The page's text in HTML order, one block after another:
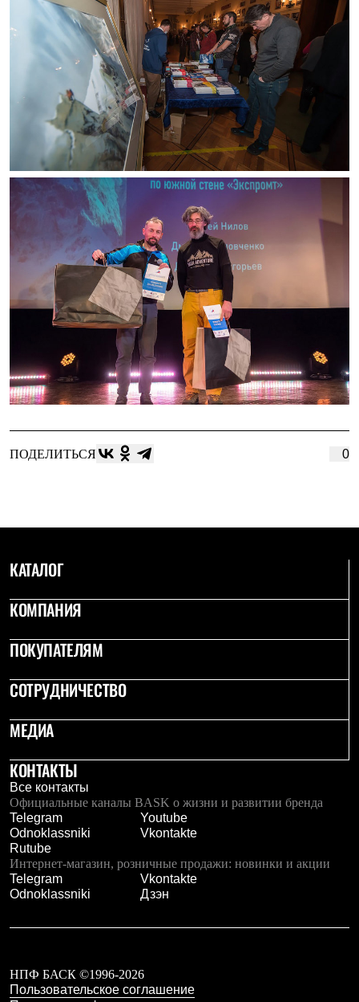
ПОДЕЛИТЬСЯ 0
КАТАЛОГ
КОМПАНИЯ
ПОКУПАТЕЛЯМ
СОТРУДНИЧЕСТВО
МЕДИА
КОНТАКТЫ
Все контакты
Официальные каналы BASK о жизни и развитии бренда
Telegram
Youtube
Odnoklassniki
Vkontakte
Rutube
Интернет-магазин, розничные продажи: новинки и акции
Telegram
Vkontakte
Odnoklassniki
Дзэн
НПФ БАСК ©1996-2026
Пользовательское соглашение